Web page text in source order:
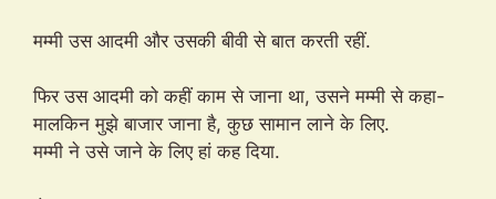
मम्मी उस आदमी और उसकी बीवी से बात करती रहीं.
फिर उस आदमी को कहीं काम से जाना था, उसने मम्मी से कहा-
मालकिन मुझे बाजार जाना है, कुछ सामान लाने के लिए.
मम्मी ने उसे जाने के लिए हां कह दिया.